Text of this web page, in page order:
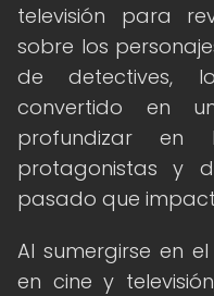
televisión para
sobre los
de detectives,
convertido en
profundizar
protagonistas y
pasado que
Al sumergirse en
en cine y